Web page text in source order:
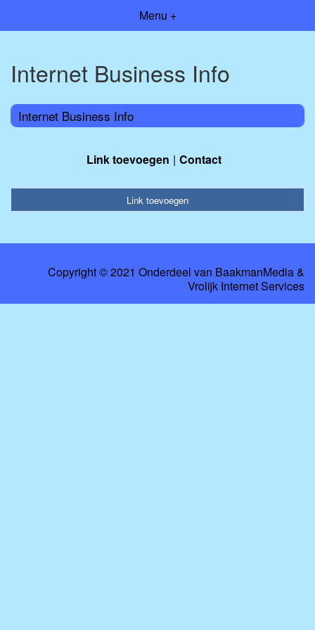
Menu +
Internet Business Info
Internet Business Info
Link toevoegen Contact
Link toevoegen
Copyright © 2021 Onderdeel van BaakmanMedia&
Vrolijk Internet Services